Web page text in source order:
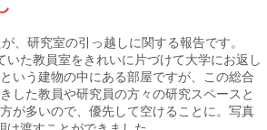
、研究室の引っ越しに関する報告です。
いた教員室をきれいに片づけて大学にお返し
いう建物の中にある部屋ですが、この総合
した教員や研究員の方々の研究スペースと
が多いので、優先して空けることに。写真